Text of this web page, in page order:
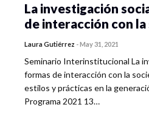
La investigación
de interacción con
Laura Gutiérrez -May 31, 2021
Seminario Interinstitucional La
formas de interacción con la
estilos y prácticas en la
Programa 2021 13…